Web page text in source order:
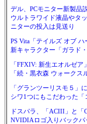
デル、PCモニター新製品
ウルトラワイド液晶やタ
ニターの投入は見送り
PS Vita「テイルズ オブ ハ
新キャラクター「ガラド
「FFXIV: 新生エオルゼア
「続・黒衣森 ウォークス
「グランツーリスモ５」
シワ1つにもこだわった
ドスパラ、「ACIII」と「
NVIDIAロゴ入りバックパ